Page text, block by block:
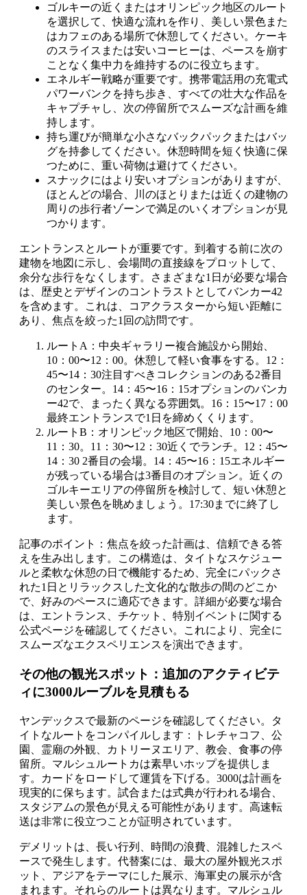
ゴルキーの近くまたはオリンピック地区のルート
を選択して、快適な流れを作り、美しい景色また
はカフェのある場所で休憩してください。ケーキ
のスライスまたは安いコーヒーは、ペースを崩す
ことなく集中力を維持するのに役立ちます。
エネルギー戦略が重要です。携帯電話用の充電式
パワーバンクを持ち歩き、すべての壮大な作品を
キャプチャし、次の停留所でスムーズな計画を維
持します。
持ち運びが簡単な小さなバックパックまたはバッ
グを持参してください。休憩時間を短く快適に保
つために、重い荷物は避けてください。
スナックにはより安いオプションがありますが、
ほとんどの場合、川のほとりまたは近くの建物の
周りの歩行者ゾーンで満足のいくオプションが見
つかります。
エントランスとルートが重要です。到着する前に次の
建物を地図に示し、会場間の直接線をプロットして、
余分な歩行をなくします。さまざまな1日が必要な場合
は、歴史とデザインのコントラストとしてバンカー42
を含めます。これは、コアクラスターから短い距離に
あり、焦点を絞った1回の訪問です。
ルートA：中央ギャラリー複合施設から開始、
10：00〜12：00。休憩して軽い食事をする。12：
45〜14：30注目すべきコレクションのある2番目
のセンター。14：45〜16：15オプションのバンカ
ー42で、まったく異なる雰囲気。16：15〜17：00
最終エントランスで1日を締めくくります。
ルートB：オリンピック地区で開始、10：00〜
11：30。11：30〜12：30近くでランチ。12：45〜
14：30 2番目の会場。14：45〜16：15エネルギー
が残っている場合は3番目のオプション。近くの
ゴルキーエリアの停留所を検討して、短い休憩と
美しい景色を眺めましょう。17:30までに終了し
ます。
記事のポイント：焦点を絞った計画は、信頼できる答
えを生み出します。この構造は、タイトなスケジュー
ルと柔軟な休憩の日で機能するため、完全にパックさ
れた1日とリラックスした文化的な散歩の間のどこか
で、好みのペースに適応できます。詳細が必要な場合
は、エントランス、チケット、特別イベントに関する
公式ページを確認してください。これにより、完全に
スムーズなエクスペリエンスを演出できます。
その他の観光スポット：追加のアクティビテ
ィに3000ルーブルを見積もる
ヤンデックスで最新のページを確認してください。タ
イトなルートをコンパイルします：トレチャコフ、公
園、霊廟の外観、カトリーヌエリア、教会、食事の停
留所。マルシュルートカは素早いホップを提供しま
す。カードをロードして運賃を下げる。3000は計画を
現実的に保ちます。試合または式典が行われる場合、
スタジアムの景色が見える可能性があります。高速転
送は非常に役立つことが証明されています。
デメリットは、長い行列、時間の浪費、混雑したスペ
ースで発生します。代替案には、最大の屋外観光スポ
ット、アジアをテーマにした展示、海軍史の展示が含
まれます。それらのルートは異なります。マルシュル